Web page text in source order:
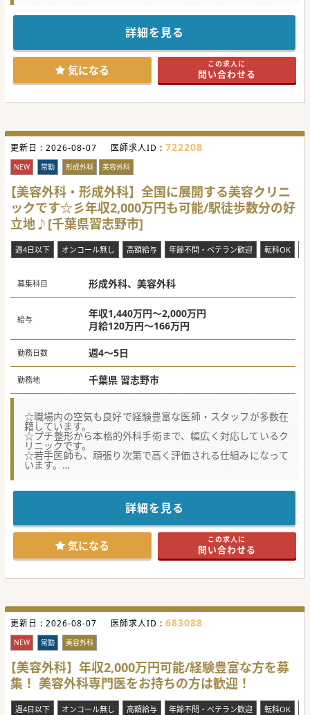
導、未経験の方も安心してご入職可能。
1日当たりの訪問数も少なめなので、御身体に負担の少ない
環境でご勤務頂けます。
専門科も不問、ご興味ある方はお気軽にご連絡ください。
#春入職可 #秋入職可
詳細を見る
気になる この求人に
問い合わせる
更新日 : 2026-08-07 医師求人ID : 722208
NEW 常勤 形成外科 美容外科
【美容外科・形成外科】全国に展開する美容クリニ
ックです☆彡年収2,000万円も可能/駅徒歩数分の好
立地♪[千葉県習志野市]
週4日以下 オンコール無し 高額給与 年齢不問・ベテラン歓迎 転科OK
募集科目 形成外科、美容外科
給与
年収1,440万円～2,000万円
月給120万円～166万円
勤務日数 週4～5日
勤務地 千葉県 習志野市
☆職場内の空気も良好で経験豊富な医師・スタッフが多数在
籍しています。
☆プチ整形から本格的外科手術まで、幅広く対応しているク
リニックです。
☆若手医師も、頑張り次第で高く評価される仕組みになって
います。
全国展開される医療機関からの募集です。
経験者歓迎です！患者様の要望をヒアリング、理解し、
最良の治療を提供する、顧客満足度を高められる医師におす
すめです！
津田沼駅近くの複合商業施設内にあり、勤務後のお買い物に
も便利です♪
少しでもご興味がございましたら、お気軽にお問合せくださ
い！
#春入職可 #秋入職可
詳細を見る
気になる この求人に
問い合わせる
更新日 : 2026-08-07 医師求人ID : 683088
NEW 常勤 美容外科
【美容外科】年収2,000万円可能/経験豊富な方を募
集！ 美容外科専門医をお持ちの方は歓迎！
週4日以下 オンコール無し 高額給与 年齢不問・ベテラン歓迎 転科OK